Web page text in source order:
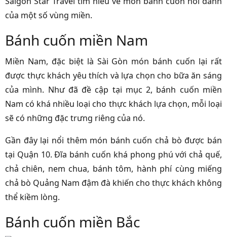
của một số vùng miền.
Bánh cuốn miền Nam
Miền Nam, đặc biệt là Sài Gòn món bánh cuốn lại rất
được thực khách yêu thích và lựa chọn cho bữa ăn sáng
của mình. Như đã đề cập tại mục 2, bánh cuốn miền
Nam có khá nhiều loại cho thực khách lựa chọn, mỗi loại
sẽ có những đặc trưng riêng của nó.
Gần đây lại nổi thêm món bánh cuốn chả bò được bán
tại Quận 10. Đĩa bánh cuốn khá phong phú với chả quế,
chả chiên, nem chua, bánh tôm, hành phí cùng miếng
chả bò Quảng Nam đậm đà khiến cho thực khách không
thể kiềm lòng.
Bánh cuốn miền Bắc